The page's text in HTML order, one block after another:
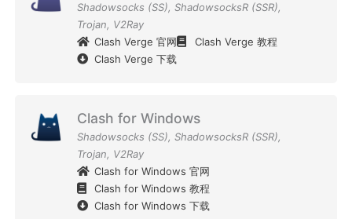
Shadowsocks (SS), ShadowsocksR (SSR),
Trojan, V2Ray
Clash Verge 官网
Clash Verge 教程
Clash Verge 下载
Clash for Windows
Shadowsocks (SS), ShadowsocksR (SSR),
Trojan, V2Ray
Clash for Windows 官网
Clash for Windows 教程
Clash for Windows 下载